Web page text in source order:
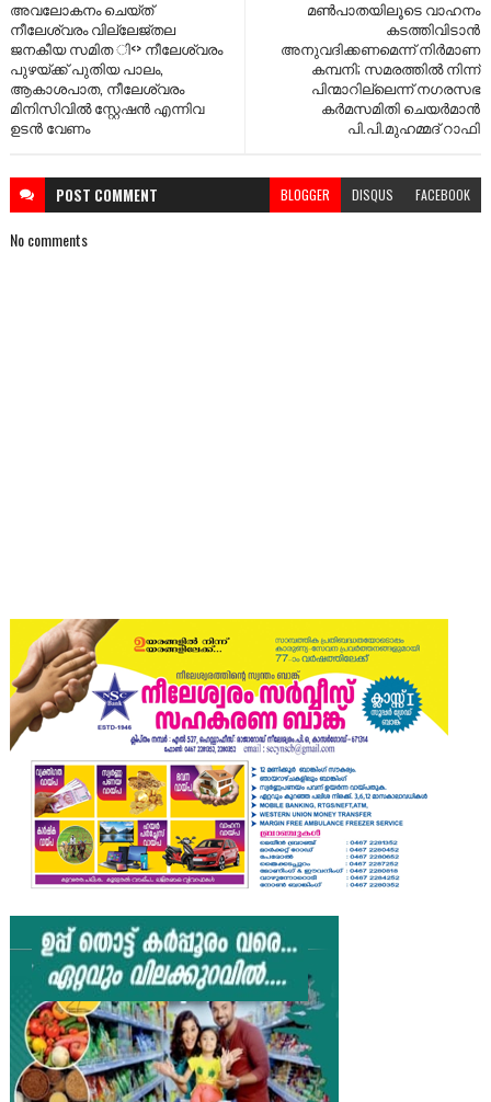
മൺപാതയിലൂടെ വാഹനം
കടത്തിവിടാൻ
അനുവദിക്കണമെന്ന് നിർമാണ
കമ്പനി; സമരത്തിൽ നിന്ന്
പിന്മാറില്ലെന്ന് നഗരസഭ
കർമസമിതി ചെയർമാൻ
പി.പി.മുഹമ്മദ് റാഫി
അവലോകനം ചെയ്ത്
നീലേശ്വരം വില്ലേജ്തല
ജനകീയ സമിത ി<> നീലേശ്വരം
പുഴയ്ക്ക് പുതിയ പാലം,
ആകാശപാത, നീലേശ്വരം
മിനിസിവിൽ സ്റ്റേഷൻ എന്നിവ
ഉടൻ വേണം
POST COMMENT BLOGGER DISQUS FACEBOOK
No comments